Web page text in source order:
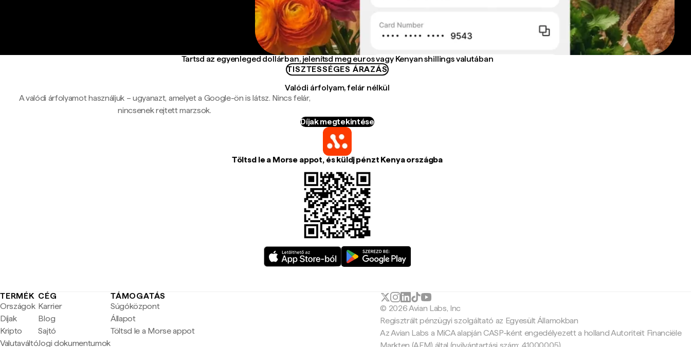
Tartsd az egyenleged dollárban, jelenítsd meg euros vagy Kenyan shillings valutában
TISZTESSÉGES ÁRAZÁS
Valódi árfolyam, felár nélkül
A valódi árfolyamot használjuk – ugyanazt, amelyet a Google-ön is látsz. Nincs felár,
nincsenek rejtett marzsok.
Díjak megtekintése
Töltsd le a Morse appot, és küldj pénzt Kenya országba
TERMÉK
Országok
Díjak
Kripto
Valutaváltó
CÉG
Karrier
Blog
Sajtó
Jogi dokumentumok
TÁMOGATÁS
Súgóközpont
Állapot
Töltsd le a Morse appot
© 2026 Avian Labs, Inc
Regisztrált pénzügyi szolgáltató az Egyesült Államokban
Az Avian Labs a MiCA alapján CASP-ként engedélyezett a holland Autoriteit Financiële